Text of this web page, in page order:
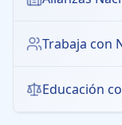
Trabaja con
Educación